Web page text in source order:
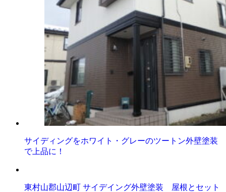
サイディングをホワイト・グレーのツートン外壁塗装
で上品に！
東村山郡山辺町 サイデイング外壁塗装 屋根とセット